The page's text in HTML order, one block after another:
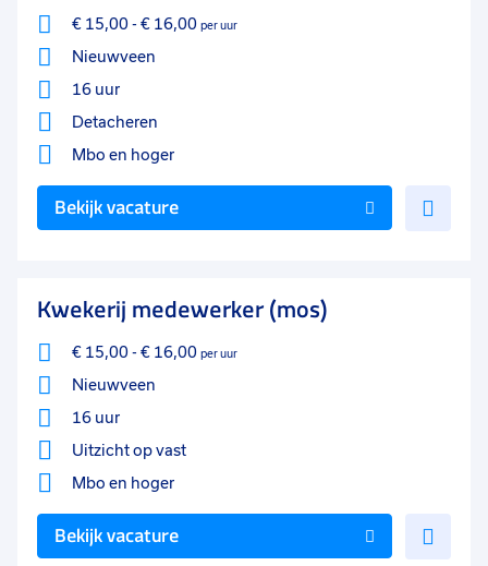
€ 15,00- € 16,00 per uur
Nieuwveen
16 uur
Detacheren
Mbo en hoger
Bekijk vacature
Kwekerij medewerker (mos)
€ 15,00- € 16,00 per uur
Nieuwveen
16 uur
Uitzicht op vast
Mbo en hoger
Bekijk vacature